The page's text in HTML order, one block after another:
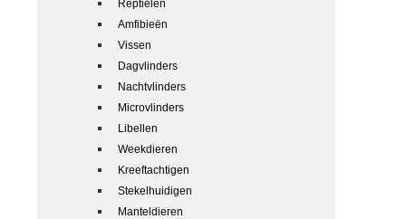
Reptielen
Amfibieën
Vissen
Dagvlinders
Nachtvlinders
Microvlinders
Libellen
Weekdieren
Kreeftachtigen
Stekelhuidigen
Manteldieren